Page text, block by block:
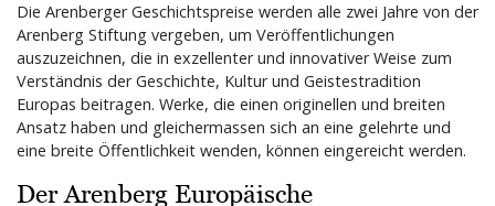
Die Arenberger Geschichtspreise werden alle zwei Jahre von der
Arenberg Stiftung vergeben, um Veröffentlichungen
auszuzeichnen, die in exzellenter und innovativer Weise zum
Verständnis der Geschichte, Kultur und Geistestradition
Europas beitragen. Werke, die einen originellen und breiten
Ansatz haben und gleichermassen sich an eine gelehrte und
eine breite Öffentlichkeit wenden, können eingereicht werden.
Der Arenberg Europäische